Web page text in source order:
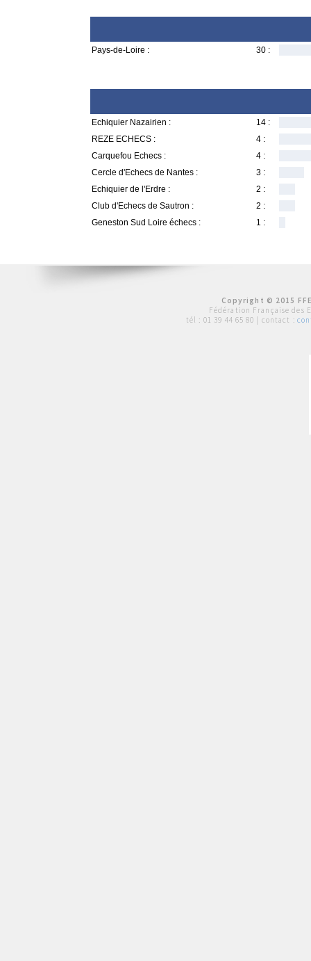
Pays-de-Loire : 30 :
Echiquier Nazairien :
14 :
REZE ECHECS :
4 :
Carquefou Echecs :
4 :
Cercle d'Echecs de Nantes :
3 :
Echiquier de l'Erdre :
2 :
Club d'Echecs de Sautron :
2 :
Geneston Sud Loire échecs :
1 :
Copyright © 2015
Fédération Française des
tél : 01 39 44 65 80 | contact :